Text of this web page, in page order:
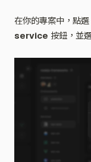
在你的專案中，點選
service 按鈕，並